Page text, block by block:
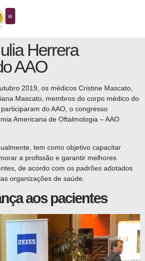
Herrera
AAO
2019, os médicos Cristine Mascato,
Mascato, membros do corpo médico do
do AAO, o congresso
Americana de Oftalmologia – AAO
tem como objetivo capacitar
a profissão e garantir melhores
de acordo com os padrões adotados
organizações de saúde.
aos pacientes